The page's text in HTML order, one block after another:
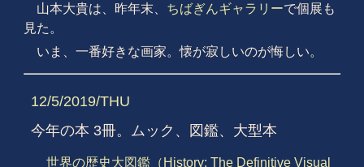
山本大貴は、昨年末、 ちばぎんギャラリーで個展も
見た。
いま、一番好きな画家。懐が寂しいのが悔しい。
12/5/2019/THU
今年の本 3冊。ムック、図鑑、大型本
世界の歴史大図鑑（History: The Definitive Visual